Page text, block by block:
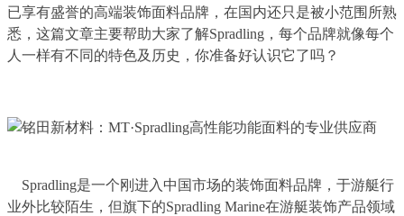
已享有盛誉的高端装饰面料品牌，在国内还只是被小范围所熟
悉，这篇文章主要帮助大家了解Spradling，每个品牌就像每个
人一样有不同的特色及历史，你准备好认识它了吗？
Spradling是一个刚进入中国市场的装饰面料品牌，于游艇行
业外比较陌生，但旗下的Spradling Marine在游艇装饰产品领域